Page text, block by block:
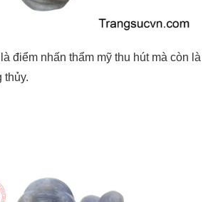
điểm nhấn thẩm mỹ thu hút mà còn là
thủy.